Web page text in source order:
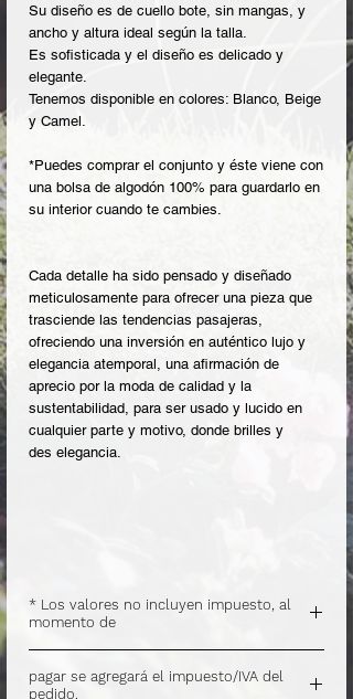
Su diseño es de cuello bote, sin mangas, y
ancho y altura ideal según la talla.
Es sofisticada y el diseño es delicado y
elegante.
Tenemos disponible en colores: Blanco, Beige
y Camel.
*Puedes comprar el conjunto y éste viene con
una bolsa de algodón 100% para guardarlo en
su interior cuando te cambies.
Cada detalle ha sido pensado y diseñado
meticulosamente para ofrecer una pieza que
trasciende las tendencias pasajeras,
ofreciendo una inversión en auténtico lujo y
elegancia atemporal, una afirmación de
aprecio por la moda de calidad y la
sustentabilidad, para ser usado y lucido en
cualquier parte y motivo, donde brilles y
des elegancia.
* Los valores no incluyen impuesto, al
momento de
pagar se agregará el impuesto/IVA del
pedido.